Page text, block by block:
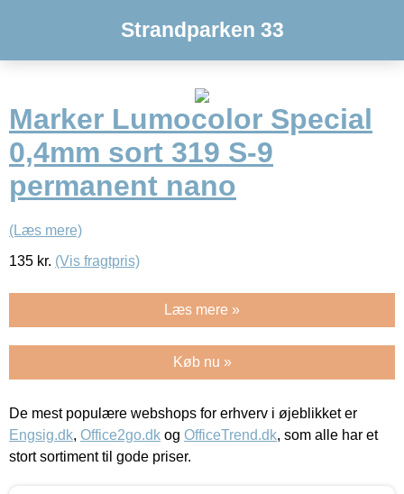
Strandparken 33
Marker Lumocolor Special
0,4mm sort 319 S-9
permanent nano
(Læs mere)
135 kr. (Vis fragtpris)
Læs mere »
Køb nu »
De mest populære webshops for erhverv i øjeblikket er
Engsig.dk, Office2go.dk og OfficeTrend.dk, som alle har et
stort sortiment til gode priser.